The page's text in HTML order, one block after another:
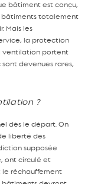
bâtiment est conçu,
bâtiments totalement
Mais les
la protection
ventilation portent
sont devenues rares,
?
dès le départ. On
liberté des
supposée
ont circulé et
le réchauffement